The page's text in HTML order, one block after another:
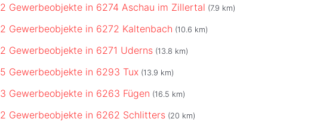
2 Gewerbeobjekte in 6274 Aschau im Zillertal (7.9 km)
2 Gewerbeobjekte in 6272 Kaltenbach (10.6 km)
2 Gewerbeobjekte in 6271 Uderns (13.8 km)
5 Gewerbeobjekte in 6293 Tux (13.9 km)
3 Gewerbeobjekte in 6263 Fügen (16.5 km)
2 Gewerbeobjekte in 6262 Schlitters (20 km)